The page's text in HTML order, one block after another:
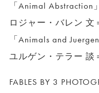
「Animal Abstraction」
ロジャー・バレン
「Animals and Juergen
ユルゲン・テラー 談
FABLES BY 3